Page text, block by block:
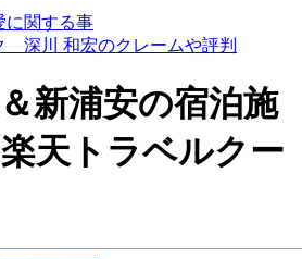
に関する事
深川 和宏のクレームや評判
新浦安の宿泊施
天トラベルクー